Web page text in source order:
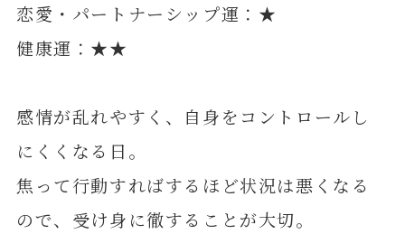
恋愛・パートナーシップ運：★
健康運：★★
感情が乱れやすく、自身をコントロールし
にくくなる日。
焦って行動すればするほど状況は悪くなる
ので、受け身に徹することが大切。